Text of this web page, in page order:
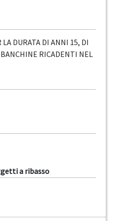
DURATA DI ANNI 15, DI
RICADENTI NEL
a ribasso